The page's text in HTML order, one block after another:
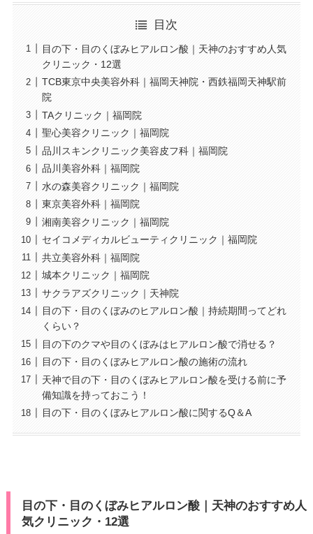
目次
目の下・目のくぼみヒアルロン酸｜天神のおすすめ人気
クリニック・12選
TCB東京中央美容外科｜福岡天神院・西鉄福岡天神駅前
院
TAクリニック｜福岡院
聖心美容クリニック｜福岡院
品川スキンクリニック美容皮フ科｜福岡院
品川美容外科｜福岡院
水の森美容クリニック｜福岡院
東京美容外科｜福岡院
湘南美容クリニック｜福岡院
セイコメディカルビューティクリニック｜福岡院
共立美容外科｜福岡院
城本クリニック｜福岡院
サクラアズクリニック｜天神院
目の下・目のくぼみのヒアルロン酸｜持続期間ってどれ
くらい？
目の下のクマや目のくぼみはヒアルロン酸で消せる？
目の下・目のくぼみヒアルロン酸の施術の流れ
天神で目の下・目のくぼみヒアルロン酸を受ける前に予
備知識を持っておこう！
目の下・目のくぼみヒアルロン酸に関するQ＆A
目の下・目のくぼみヒアルロン酸｜天神のおすすめ人
気クリニック・12選